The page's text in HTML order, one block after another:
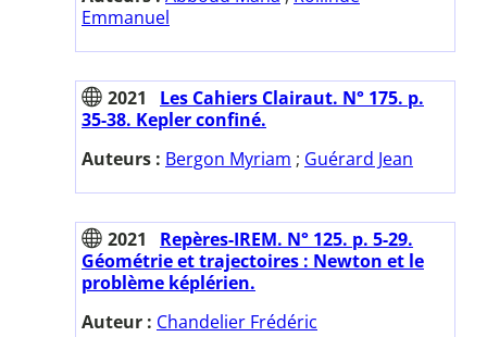
Emmanuel
2021
Les Cahiers Clairaut. N° 175. p.
35-38. Kepler confiné.
Auteurs : Bergon Myriam ; Guérard Jean
2021
Repères-IREM. N° 125. p. 5-29.
Géométrie et trajectoires : Newton et le
problème képlérien.
Auteur : Chandelier Frédéric